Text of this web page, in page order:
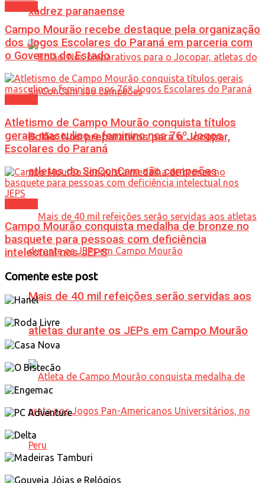
xadrez paranaense
Bolão: Nos preparativos para o Jocopar,
atletas do SinConCam são campeões
Mais de 40 mil refeições serão servidas aos
atletas durante os JEPs em Campo Mourão
Campo Mourão recebe destaque pela organização
dos Jogos Escolares do Paraná em parceria com
o Governo do Estado
Atletismo de Campo Mourão conquista títulos
gerais masculino e feminino nos 76º Jogos
Escolares do Paraná
Campo Mourão conquista medalha de bronze no
basquete para pessoas com deficiência
intelectual nos JEPS
Comente este post